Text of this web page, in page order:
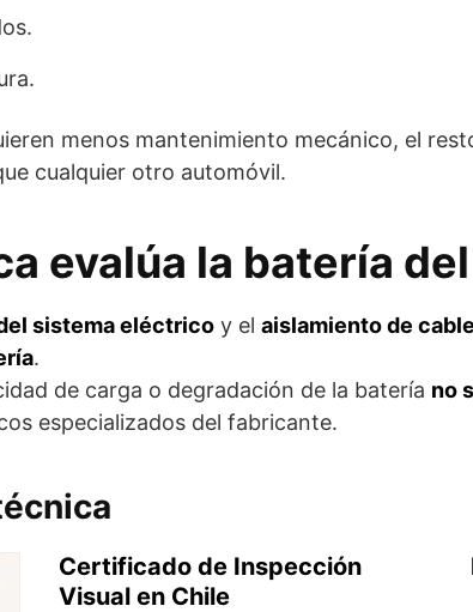
menos mantenimiento mecánico, el
cualquier otro automóvil.
evalúa la batería
sistema eléctrico y el aislamiento de
.
de carga o degradación de la batería no
especializados del fabricante.
Certificado de Inspección
Visual en Chile